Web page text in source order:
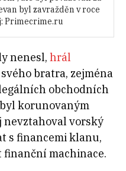
byl zavražděn v roce
Primecrime.ru
nenesl, hrál
bratra, zejména
obchodních
korunovaným
nevztahoval vorský
s financemi klanu,
machinace.